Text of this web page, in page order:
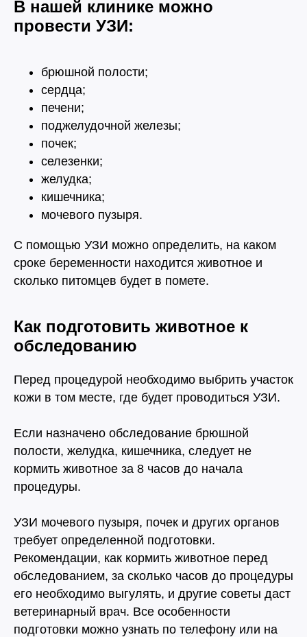
В нашей клинике можно
провести УЗИ:
брюшной полости;
сердца;
печени;
поджелудочной железы;
почек;
селезенки;
желудка;
кишечника;
мочевого пузыря.
С помощью УЗИ можно определить, на каком
сроке беременности находится животное и
сколько питомцев будет в помете.
Как подготовить животное к
обследованию
Перед процедурой необходимо выбрить участок
кожи в том месте, где будет проводиться УЗИ.
Если назначено обследование брюшной
полости, желудка, кишечника, следует не
кормить животное за 8 часов до начала
процедуры.
УЗИ мочевого пузыря, почек и других органов
требует определенной подготовки.
Рекомендации, как кормить животное перед
обследованием, за сколько часов до процедуры
его необходимо выгулять, и другие советы даст
ветеринарный врач. Все особенности
подготовки можно узнать по телефону или на
Главный ветеринарный врач
Узнать подробнее
Людмила
Соболева
«Мы для наших
этот мир мы обязаны
делать лучшим!»